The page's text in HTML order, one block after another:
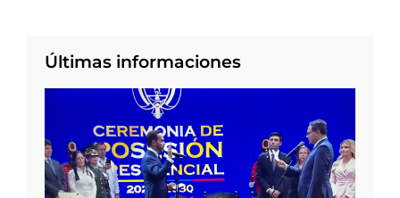
Últimas informaciones